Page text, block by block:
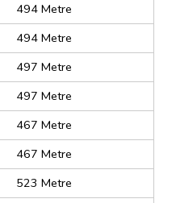
494 Metre
494 Metre
497 Metre
497 Metre
467 Metre
467 Metre
523 Metre